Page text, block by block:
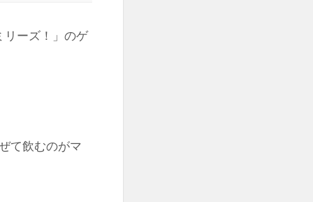
ーズ！」のゲ
て飲むのがマ